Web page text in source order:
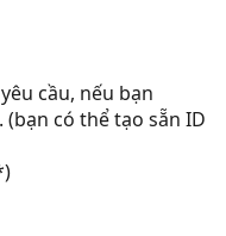
cầu, nếu bạn
có thể tạo sẵn ID